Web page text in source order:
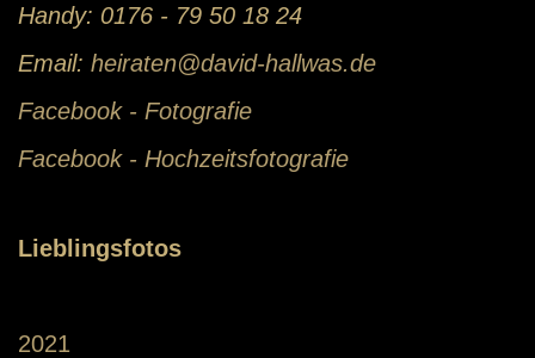
Handy: 0176 - 79 50 18 24
Email: heiraten@david-hallwas.de
Facebook - Fotografie
Facebook - Hochzeitsfotografie
Lieblingsfotos
2021